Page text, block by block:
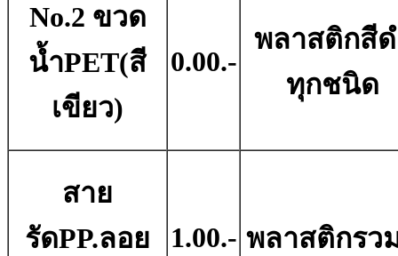
No.2 ขวด
น้ำPET(สี
เขียว)
0.00.-
พลาสติกสี
ทุกชนิด
สาย
รัดPP.ลอย
1.00.- พลาสติกรว